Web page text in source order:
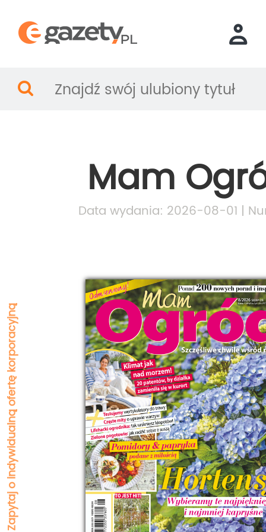
Mam
Data wydania: 2026-08-01 |
Zapytaj o indywidualną ofertę korporacyjną